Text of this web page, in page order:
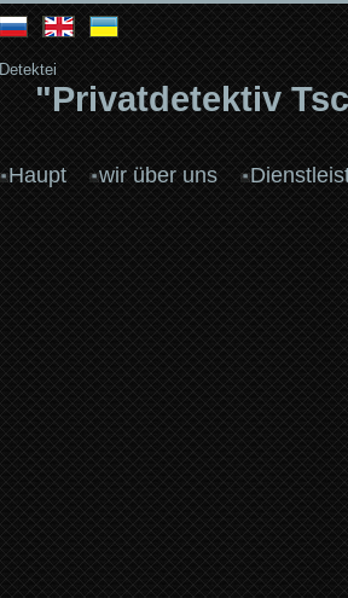
Detektei
"Privatdetektiv
Haupt wir über uns